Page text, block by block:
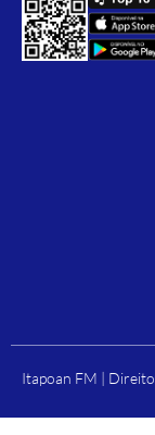
Itapoan FM |